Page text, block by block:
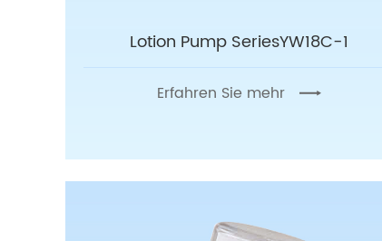
Lotion Pump SeriesYW18C-1
Erfahren Sie mehr